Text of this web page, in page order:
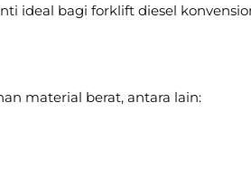
ideal bagi forklift diesel
material berat, antara lain: